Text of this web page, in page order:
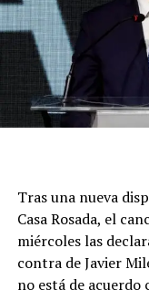
En una
miércoles, los
movilización al
no se tratará el
Tras una nueva
Casa Rosada, el
miércoles las
contra de Javier
no está de